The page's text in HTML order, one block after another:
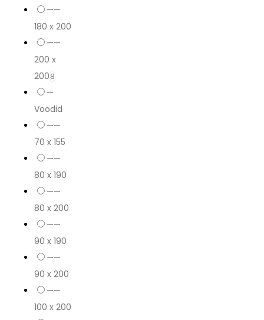
——
180 x 200
——
200 x
2008
—
Voodid
——
70 x 155
——
80 x 190
——
80 x 200
——
90 x 190
——
90 x 200
——
100 x 200